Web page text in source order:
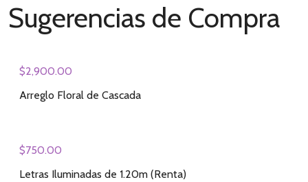
Sugerencias de Compra
$2,900.00
Arreglo Floral de Cascada
$750.00
Letras Iluminadas de 1.20m (Renta)